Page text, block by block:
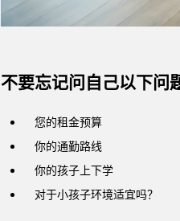
不要忘记问自己以下问
您的租金预算
你的通勤路线
你的孩子上下学
对于小孩子环境适宜吗？